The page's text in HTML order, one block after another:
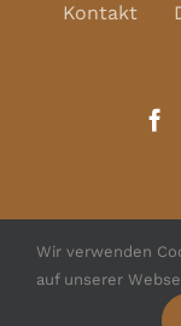
Kontakt
© Copyright
Wir verwenden
auf unserer